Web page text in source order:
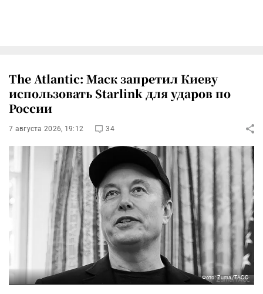
The Atlantic: Маск запретил Киеву
использовать Starlink для ударов по
России
7 августа 2026, 19:12 34
Фото: Zuma/ТАСС